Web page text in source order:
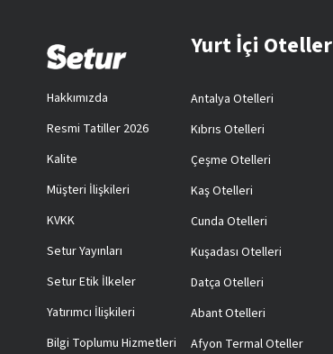
Hakkımızda
Resmi Tatiller 2026
Kalite
Müşteri İlişkileri
KVKK
Setur Yayınları
Setur Etik İlkeler
Yatırımcı İlişkileri
Bilgi Toplumu Hizmetleri
Yurt İçi Oteller
Antalya Otelleri
Kıbrıs Otelleri
Çeşme Otelleri
Kaş Otelleri
Cunda Otelleri
Kuşadası Otelleri
Datça Otelleri
Abant Otelleri
Afyon Termal Oteller